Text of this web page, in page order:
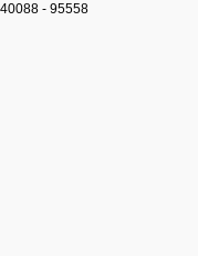
40088 - 95558